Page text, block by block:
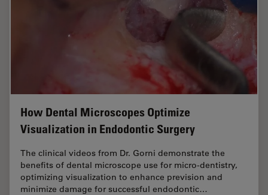
How Dental Microscopes Optimize
Visualization in Endodontic Surgery
The clinical videos from Dr. Gorni demonstrate the
benefits of dental microscope use for micro-dentistry,
optimizing visualization to enhance prevision and
minimize damage for successful endodontic…